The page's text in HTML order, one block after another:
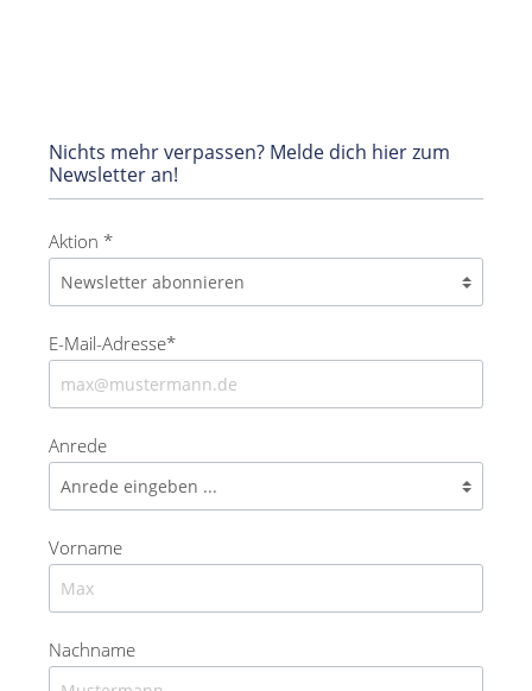
Nichts mehr verpassen? Melde dich hier zum
Newsletter an!
Aktion *
E-Mail-Adresse*
Anrede
Vorname
Nachname